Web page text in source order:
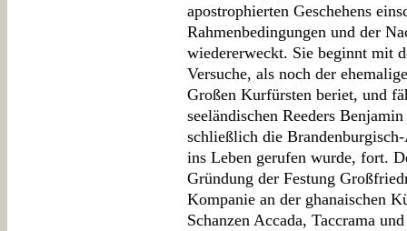
apostrophierten Geschehens
Rahmenbedingungen und der
wiedererweckt. Sie beginnt mit
Versuche, als noch der
Großen Kurfürsten beriet, und
seeländischen Reeders
schließlich die
ins Leben gerufen wurde, fort.
Gründung der Festung
Kompanie an der ghanaischen
Schanzen Accada, Taccrama